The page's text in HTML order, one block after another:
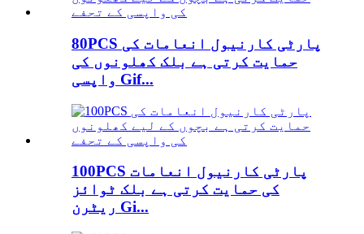
80PCS پارٹی کارنیول انعامات کی
حمایت کرتی ہے بلک کھلونوں کی
واپسی Gif...
100PCS پارٹی کارنیول انعامات
کی حمایت کرتی ہے بلک ٹوائز
ریٹرن Gi...